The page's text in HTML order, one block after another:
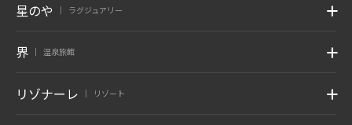
星のや ラグジュアリー
界 温泉旅館
リゾナーレ リゾート